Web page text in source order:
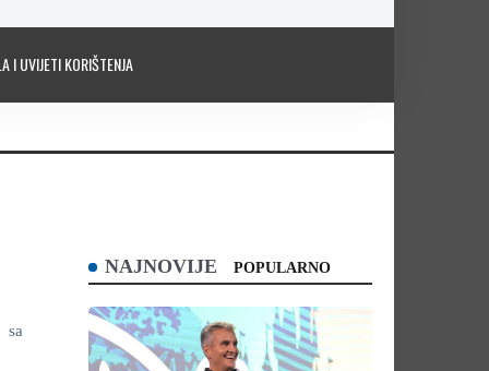
I UVIJETI KORIŠTENJA
sa
NAJNOVIJE POPULARNO